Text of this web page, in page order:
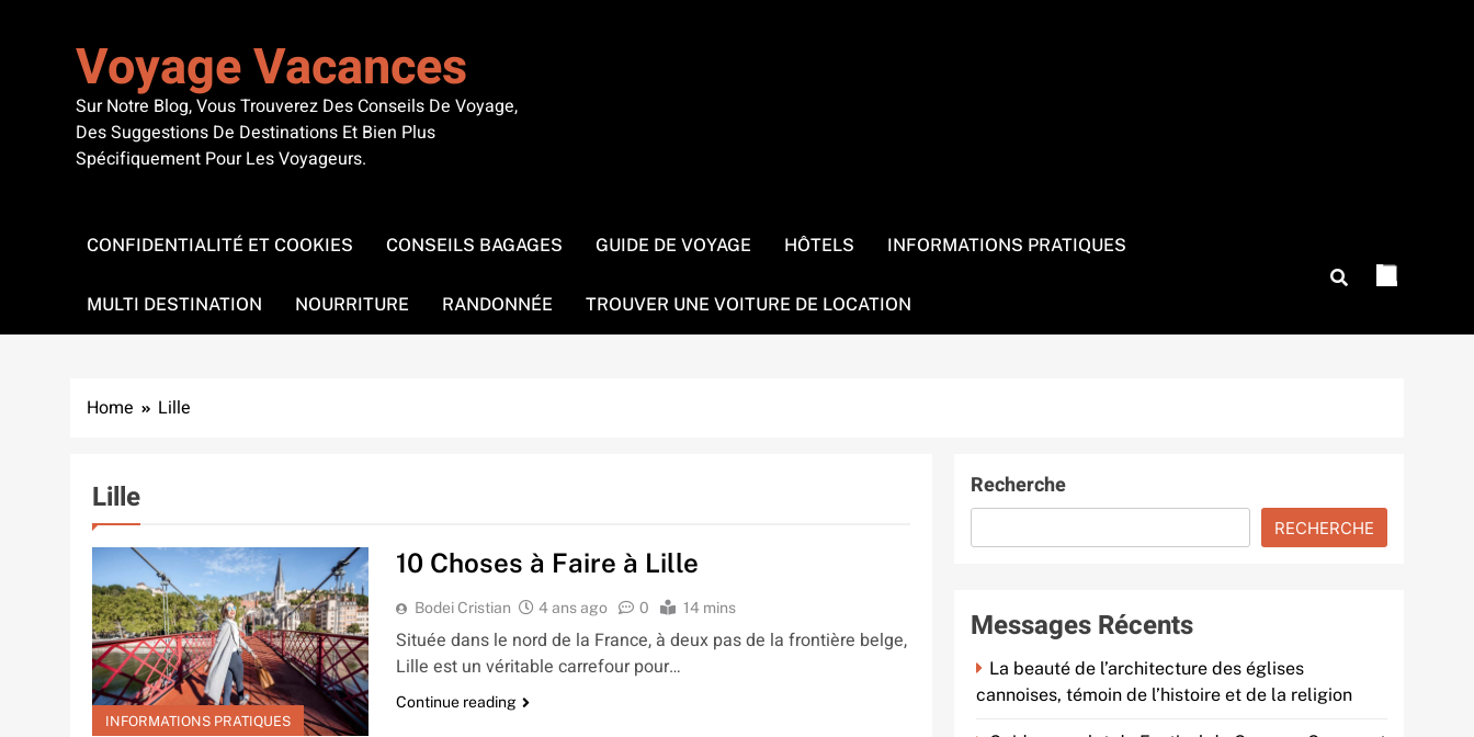
Voyage Vacances
Sur Notre Blog, Vous Trouverez Des Conseils De Voyage,
Des Suggestions De Destinations Et Bien Plus
Spécifiquement Pour Les Voyageurs.
CONFIDENTIALITÉ ET COOKIES CONSEILS BAGAGES GUIDE DE VOYAGE HÔTELS INFORMATIONS PRATIQUES
MULTI DESTINATION NOURRITURE RANDONNÉE TROUVER UNE VOITURE DE LOCATION
Home Lille
Lille
INFORMATIONS PRATIQUES
10 Choses à Faire à Lille
Bodei Cristian 4 ans ago 0 14 mins
Située dans le nord de la France, à deux pas de la frontière belge,
Lille est un véritable carrefour pour…
Continue reading
Recherche
RECHERCHE
Messages Récents
La beauté de l’architecture des églises
cannoises, témoin de l’histoire et de la religion